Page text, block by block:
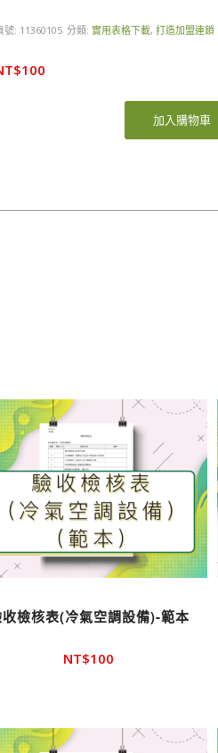
號: 11360105 分類: 實用表格下載, 打造加盟連鎖
100
加入購物車
檢核表(冷氣空調設備)-範本
NT$100